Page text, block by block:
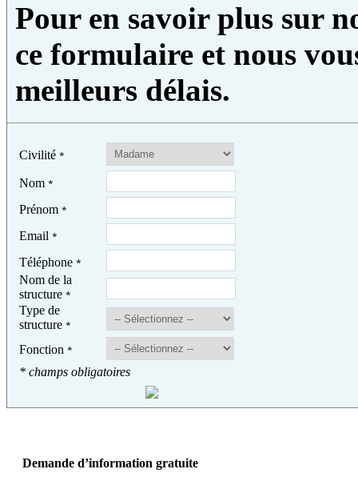
Pour en savoir plus sur
ce formulaire et nous
meilleurs délais.
Civilité *
Nom *
Prénom *
Email *
Téléphone *
Nom de la
structure *
Type de
structure *
Fonction *
* champs obligatoires
Demande d’information gratuite